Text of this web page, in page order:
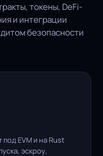
токены, DeFi-
и интеграции
безопасности
EVM и на Rust
эскроу,